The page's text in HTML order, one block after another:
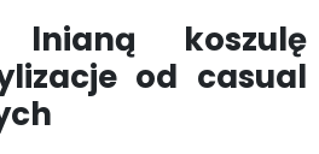
koszulę
od casual